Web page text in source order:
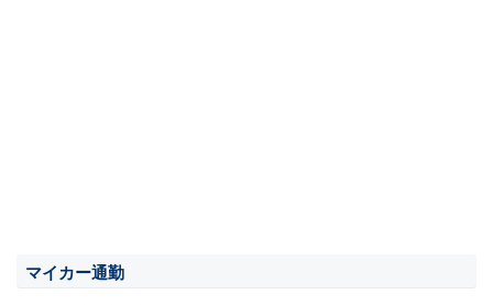
マイカー通勤